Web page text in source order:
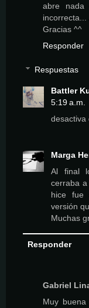
abre
Gracias ^^
Responder
Respuestas
Battler
5:19 a.m.
desactiva
Marga
Al final
cerraba
hice fue
versión
Muchas
Responder
Gabriel
Muy